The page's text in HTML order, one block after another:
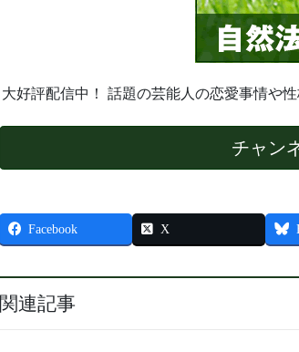
大好評配信中！ 話題の芸能人の恋愛事情や
チャン
Facebook X
関連記事